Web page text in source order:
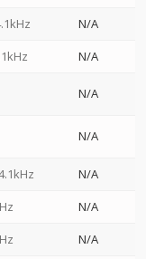
N/A
N/A
N/A
N/A
N/A
N/A
N/A